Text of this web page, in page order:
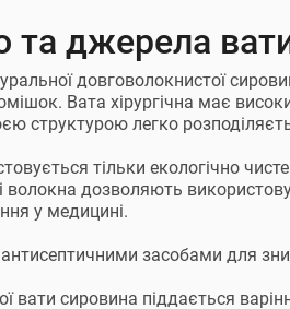
та джерела
довговолокнистої
Вата хірургічна має
структурою легко
тільки екологічно
волокна дозволяють
у медицині.
засобами для
вати сировина піддається